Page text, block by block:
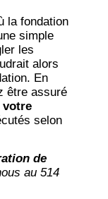
la fondation
simple
les
alors
En
être assuré
votre
selon
de
au 514